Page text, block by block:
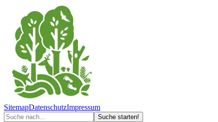
SitemapDatenschutzImpressum